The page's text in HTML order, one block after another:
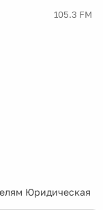
105.3 FM
Юридическая